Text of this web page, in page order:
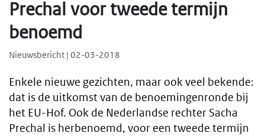
Prechal voor tweede termijn
benoemd
Nieuwsbericht | 02-03-2018
Enkele nieuwe gezichten, maar ook veel bekende:
dat is de uitkomst van de benoemingenronde bij
het EU-Hof. Ook de Nederlandse rechter Sacha
Prechal is herbenoemd, voor een tweede termijn